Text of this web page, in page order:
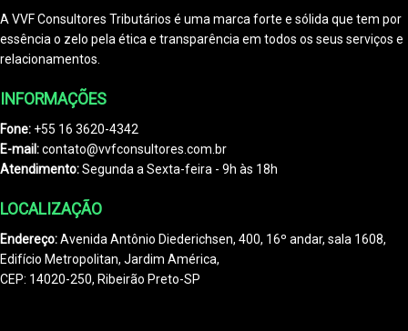
A VVF Consultores Tributários é uma marca forte e sólida que tem por
essência o zelo pela ética e transparência em todos os seus serviços e
relacionamentos.
INFORMAÇÕES
Fone: +55 16 3620-4342
E-mail:contato@vvfconsultores.com.br
Atendimento:Segunda a Sexta-feira - 9h às 18h
LOCALIZAÇÃO
Endereço:Avenida Antônio Diederichsen, 400, 16º andar, sala 1608,
Edifício Metropolitan, Jardim América,
CEP: 14020-250, Ribeirão Preto-SP